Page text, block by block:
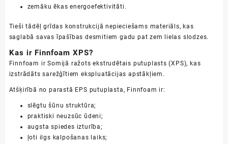
zemāku ēkas energoefektivitāti.
Tieši tādēļ grīdas konstrukcijā nepieciešams materiāls, kas
saglabā savas īpašības desmitiem gadu pat zem lielas slodzes.
Kas ir Finnfoam XPS?
Finnfoam ir Somijā ražots ekstrudētais putuplasts (XPS), kas
izstrādāts sarežģītiem ekspluatācijas apstākļiem.
Atšķirībā no parastā EPS putuplasta, Finnfoam ir:
slēgtu šūnu struktūra;
praktiski neuzsūc ūdeni;
augsta spiedes izturība;
ļoti ilgs kalpošanas laiks;